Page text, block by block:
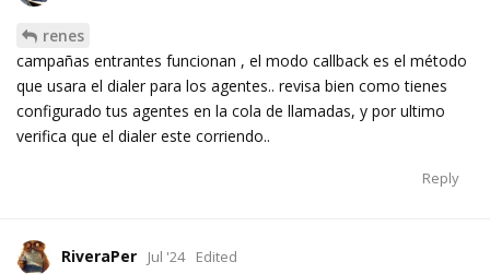
renes
campañas entrantes funcionan , el modo callback es el método
que usara el dialer para los agentes.. revisa bien como tienes
configurado tus agentes en la cola de llamadas, y por ultimo
verifica que el dialer este corriendo..
Reply
RiveraPer Jul '24 Edited